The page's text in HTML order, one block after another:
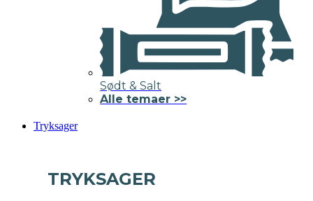
Sødt & Salt
Alle temaer >>
Tryksager
TRYKSAGER